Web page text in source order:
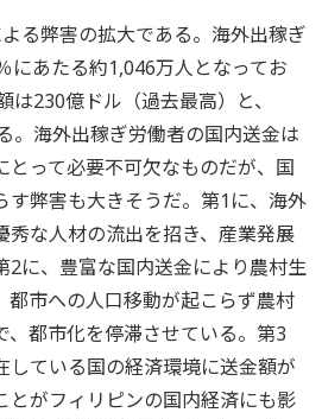
る弊害の拡大である。海外出稼ぎ
にあたる約1,046万人となってお
は230億ドル（過去最高）と、
。海外出稼ぎ労働者の国内送金は
とって必要不可欠なものだが、国
す弊害も大きそうだ。第1に、海外
秀な人材の流出を招き、産業発展
2に、豊富な国内送金により農村生
都市への人口移動が起こらず農村
、都市化を停滞させている。第3
している国の経済環境に送金額が
とがフィリピンの国内経済にも影